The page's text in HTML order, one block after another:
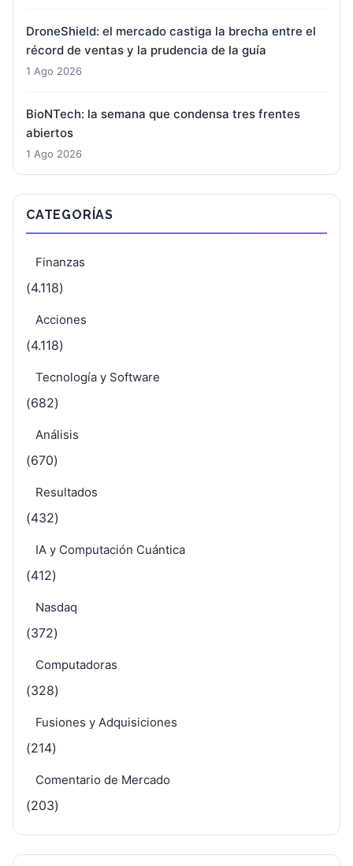
DroneShield: el mercado castiga la brecha entre el
récord de ventas y la prudencia de la guía
1 Ago 2026
BioNTech: la semana que condensa tres frentes
abiertos
1 Ago 2026
CATEGORÍAS
Finanzas
(4.118)
Acciones
(4.118)
Tecnología y Software
(682)
Análisis
(670)
Resultados
(432)
IA y Computación Cuántica
(412)
Nasdaq
(372)
Computadoras
(328)
Fusiones y Adquisiciones
(214)
Comentario de Mercado
(203)